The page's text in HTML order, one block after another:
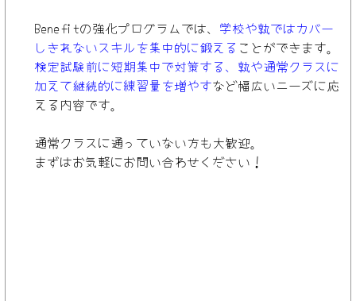
Benefitの強化プログラムでは、 学校や塾ではカバー
しきれないスキルを集中的に鍛える ことができます。
検定試験前に短期集中で対策する、塾や通常クラスに
加えて継続的に練習量を増やすなど幅広いニーズに応
える内容です。
通常クラスに通っていない方も大歓迎。
まずはお気軽にお問い合わせください！